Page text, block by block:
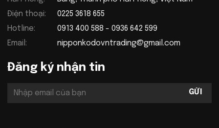
Điện thoại:
0225 3618 655
Hotline:
0913 400 588 - 0936 642 599
Email:
nipponkodovntrading@gmail.com
Đăng ký nhận tin